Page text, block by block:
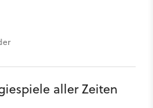
aller Zeiten